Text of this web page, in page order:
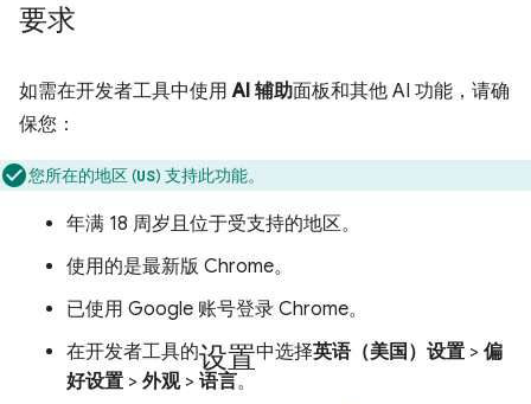
要求
如需在开发者工具中使用AI 辅助面板和其他 AI 功能，请确
保您：
您所在的地区 (US) 支持此功能。
年满 18 周岁且位于受支持的地区。
使用的是最新版 Chrome。
已使用 Google 账号登录 Chrome。
在开发者工具的设置中选择英语（美国） 设置 > 偏
好设置 > 外观> 语言。